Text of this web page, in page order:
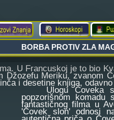
U Francuskoj je to bio
Džozefu Meriku, zvanom
i desetine knjiga,
Ulogu Čoveka
popzorišnom
fantastičnog filma u
'Čovek slon' odnosi